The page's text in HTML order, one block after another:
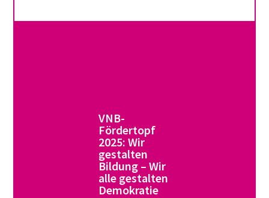
VNB-
Fördertopf
2025: Wir
gestalten
Bildung – Wir
alle gestalten
Demokratie